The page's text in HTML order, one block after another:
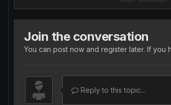
Join the conversation
You can post now and register later. If you
Reply to this topic...